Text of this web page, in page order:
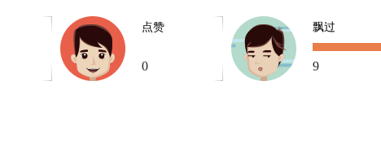
点赞
0
飘过
9